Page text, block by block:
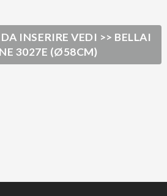
INSERIRE VEDI >> BELLAI
3027E (Ø58CM)